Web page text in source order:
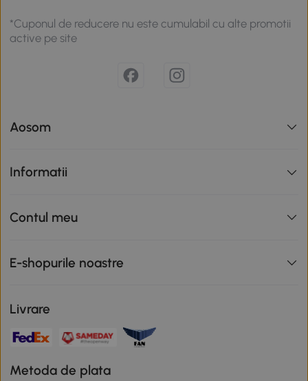
*Cuponul de reducere nu este cumulabil cu alte promotii
active pe site
Aosom
Informatii
Contul meu
E-shopurile noastre
Livrare
Metoda de plata